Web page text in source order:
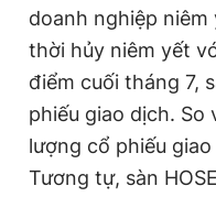
doanh nghiệp
thời hủy niêm yết
điểm cuối tháng 7,
phiếu giao dịch. So
lượng cổ phiếu
Tương tự, sàn